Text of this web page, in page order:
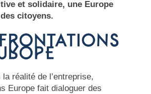
et solidaire, une Europe
citoyens.
réalité de l’entreprise,
Europe fait dialoguer des